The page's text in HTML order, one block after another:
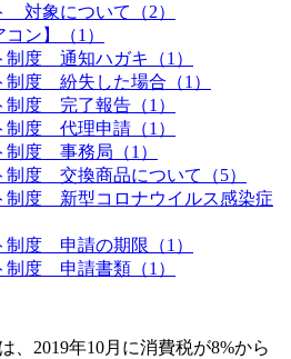
対象について（2）
ン】（1）
制度 通知ハガキ（1）
制度 紛失した場合（1）
制度 完了報告（1）
制度 代理申請（1）
制度 事務局（1）
制度 交換商品について（5）
制度 新型コロナウイルス感染症
制度 申請の期限（1）
制度 申請書類（1）
、2019年10月に消費税が8%から